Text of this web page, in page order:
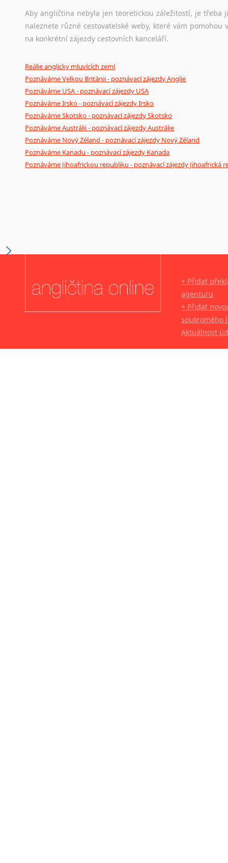
Aby angličtina nebyla jen teoretickou záležitostí, je
naleznete různé cestovatelské weby, které vám
na konkrétní zájezdy cestovních kanceláří.
Reálie anglicky mluvících zemí
Poznáváme Velkou Británii - poznávací zájezdy Anglie
Poznáváme USA - poznávací zájezdy USA
Poznáváme Irsko - poznávací zájezdy Irsko
Poznáváme Skotsko - poznávací zájezdy Skotsko
Poznáváme Austrálii - poznávací zájezdy Austrálie
Poznáváme Nový Zéland - poznávací zájezdy Nový Zéland
Poznáváme Kanadu - poznávací zájezdy Kanada
Poznáváme Jihoafrickou republiku - poznávací zájezdy Jihoafrická
+ Přidat
agenturu
+ Přidat
soukromého
Aktuálnost